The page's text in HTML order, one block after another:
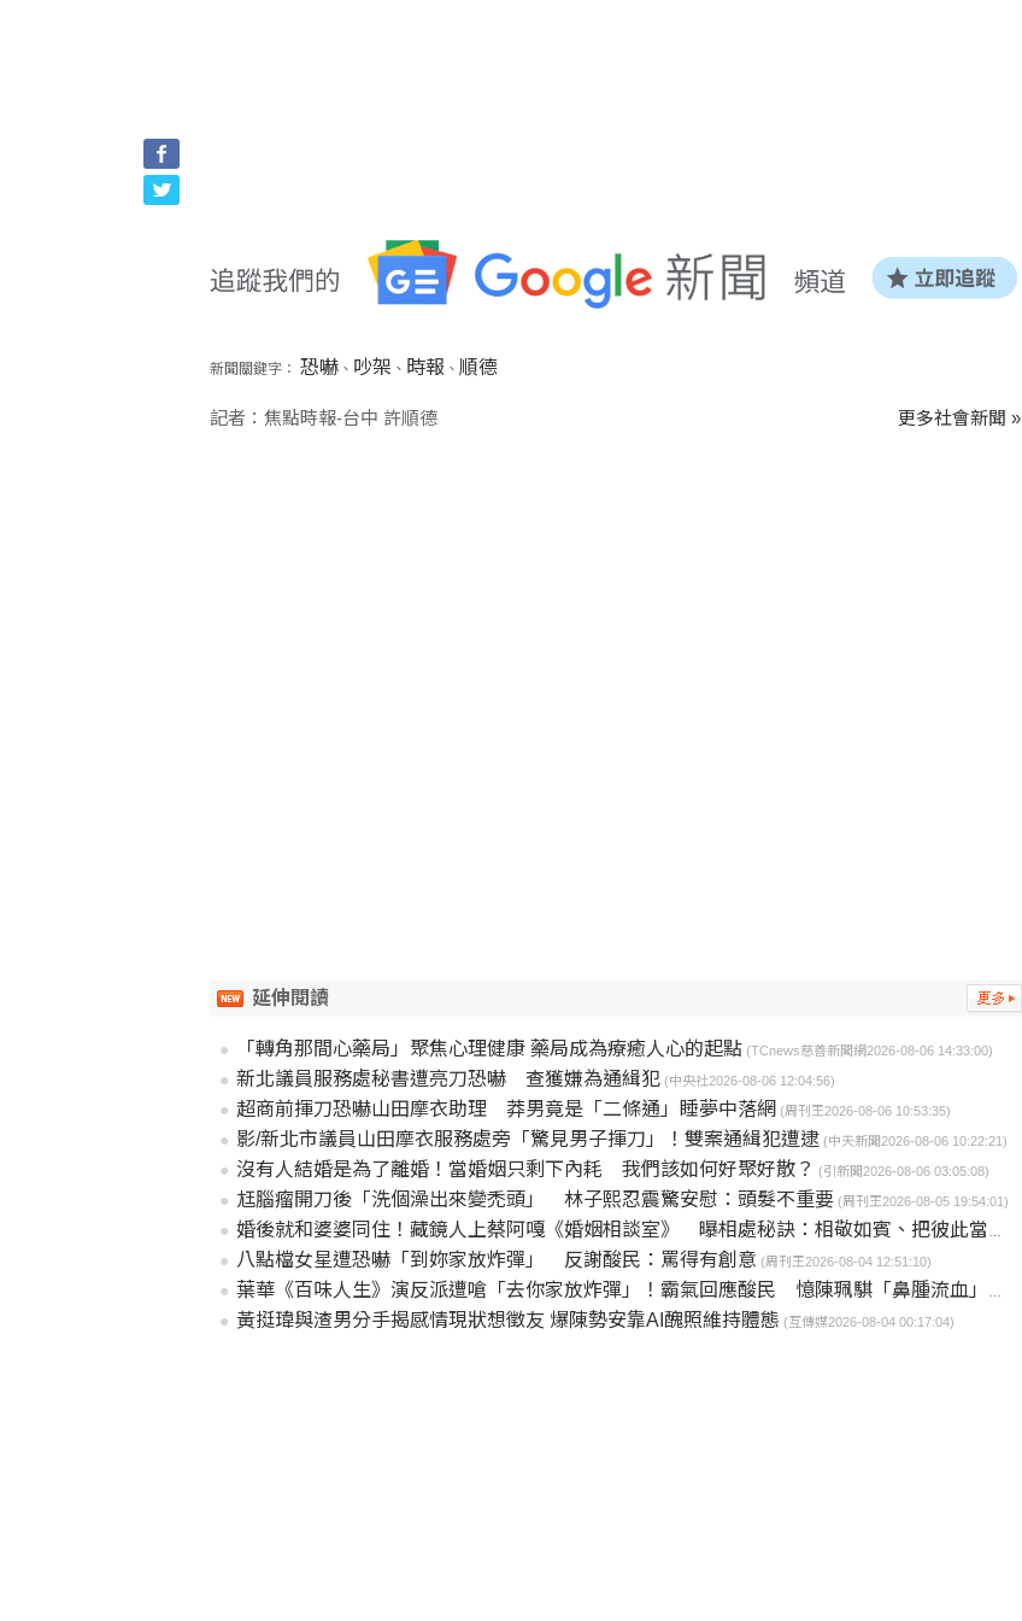
新聞關鍵字： 恐嚇、 吵架 、 時報 、 順德
記者：焦點時報-台中 許順德 更多社會新聞 »
延伸閱讀
「轉角那間心藥局」聚焦心理健康 藥局成為療癒人心的起點 (TCnews慈善新聞網2026-08-06 14:33:00)
新北議員服務處秘書遭亮刀恐嚇 查獲嫌為通緝犯 (中央社2026-08-06 12:04:56)
超商前揮刀恐嚇山田摩衣助理 莽男竟是「二條通」睡夢中落網 (周刊王2026-08-06 10:53:35)
影/新北市議員山田摩衣服務處旁「驚見男子揮刀」！雙案通緝犯遭逮 (中天新聞2026-08-06 10:22:21)
沒有人結婚是為了離婚！當婚姻只剩下內耗 我們該如何好聚好散？ (引新聞2026-08-06 03:05:08)
尪腦瘤開刀後「洗個澡出來變禿頭」 林子熙忍震驚安慰：頭髮不重要 (周刊王2026-08-05 19:54:01)
婚後就和婆婆同住！藏鏡人上蔡阿嘎《婚姻相談室》 曝相處秘訣：相敬如賓、把彼此當外人
八點檔女星遭恐嚇「到妳家放炸彈」 反謝酸民：罵得有創意 (周刊王2026-08-04 12:51:10)
葉華《百味人生》演反派遭嗆「去你家放炸彈」！霸氣回應酸民 憶陳珮騏「鼻腫流血」仍忍痛拍完
黃挺瑋與渣男分手揭感情現狀想徵友 爆陳勢安靠AI醜照維持體態 (互傳媒2026-08-04 00:17:04)